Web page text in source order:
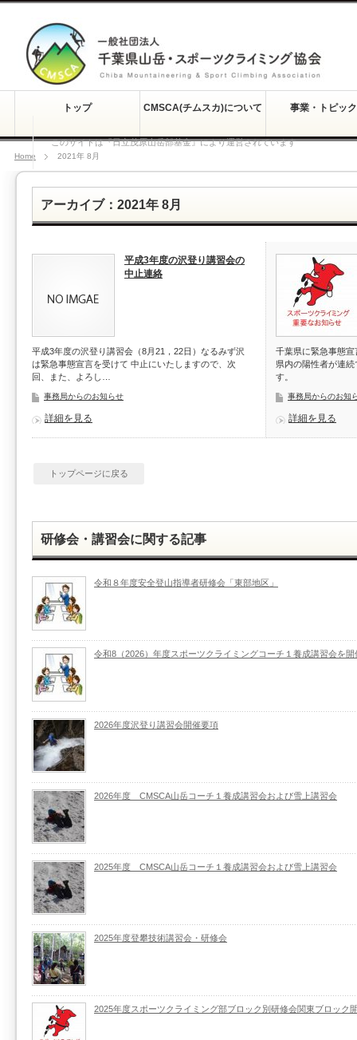
このサイトは『日立茂原山岳部基金』により運営されています
トップ CMSCA(チムスカ)について 事業・トピッ
Home 2021年 8月
アーカイブ：2021年 8月
平成3年度の沢登り講習会の
中止連絡
平成3年度の沢登り講習会（8月21，22日）なるみず沢
は緊急事態宣言を受けて 中止にいたしますので、次
回、また、よろし…
事務局からのお知らせ
詳細を見る
千葉県に緊急事態
県内の陽性者が連
す。
事務局からのお知
詳細を見る
トップページに戻る
研修会・講習会に関する記事
令和８年度安全登山指導者研修会「東部地区」
令和8（2026）年度スポーツクライミングコーチ１養成講習会を開
2026年度沢登り講習会開催要項
2026年度 CMSCA山岳コーチ１養成講習会および雪上講習会
2025年度 CMSCA山岳コーチ１養成講習会および雪上講習会
2025年度登攀技術講習会・研修会
2025年度スポーツクライミング部ブロック別研修会関東ブロック